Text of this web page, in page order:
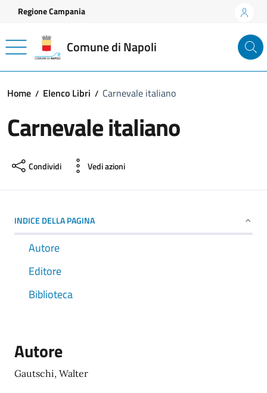
Vai ai contenuti
Vai al footer
Regione Campania
Comune di Napoli
Home Elenco Libri Carnevale italiano
Carnevale italiano
Condividi Vedi azioni
INDICE DELLA PAGINA
Autore
Editore
Biblioteca
Autore
Gautschi, Walter